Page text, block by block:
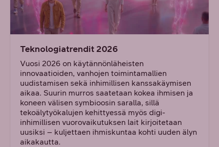
Teknologiatrendit 2026
Vuosi 2026 on käytännönläheisten
innovaatioiden, vanhojen toimintamallien
uudistamisen sekä inhimillisen kanssakäymisen
aikaa. Suurin murros saatetaan kokea ihmisen ja
koneen välisen symbioosin saralla, sillä
tekoälytyökalujen kehittyessä myös digi-
inhimillisen vuorovaikutuksen lait kirjoitetaan
uusiksi – kuljettaen ihmiskuntaa kohti uuden älyn
aikakautta.